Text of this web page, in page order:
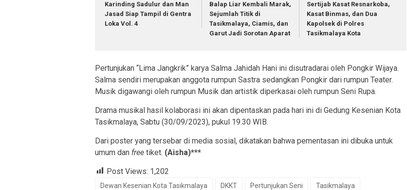
Karinding Sadulur dan Man
Jasad Siap Tampil di Gentra
Loka Vol. 4
Balap Liar Kembali Marak,
Sejumlah Titik di
Tasikmalaya, Ciamis, dan
Garut Jadi Sorotan Aparat
Sertijab Kasat Resnarkoba,
Kasat Binmas, dan Dua
Kapolsek di Polres
Tasikmalaya Kota
Pertunjukan “Lima Jangkrik” karya Salma Jahidah Hani ini disutradarai oleh Pongkir Wijaya.
Salma sendiri merupakan anggota rumpun Sastra sedangkan Pongkir dari rumpun Teater.
Musik digawangi oleh rumpun Musik dan artistik diperkasai oleh rumpun Seni Rupa.
Drama musikal hasil kolaborasi ini akan dipentaskan pada hari ini di Gedung Kesenian Kota
Tasikmalaya, Sabtu (30/09/2023), pukul 19.30 WIB.
Dari poster yang tersebar di media sosial, dikatakan bahwa pementasan ini dibuka untuk
umum dan free tiket. (Aisha)***
Post Views: 1,202
Dewan Kesenian Kota Tasikmalaya DKKT Pertunjukan Seni Tasikmalaya